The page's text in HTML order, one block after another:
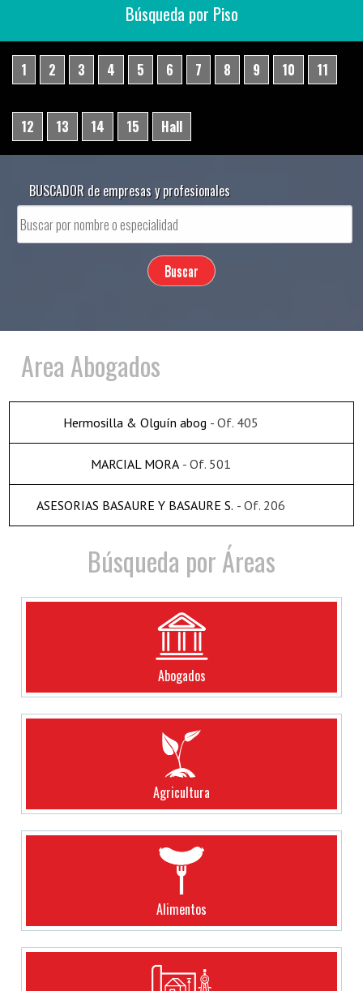
Búsqueda por Piso
1 2 3 4 5 6 7 8 9 10 11
12 13 14 15 Hall
BUSCADOR de empresas y profesionales
Area Abogados
Hermosilla & Olguín abog - Of. 405
MARCIAL MORA - Of. 501
ASESORIAS BASAURE Y BASAURE S. - Of. 206
Búsqueda por Áreas
Abogados
Agricultura
Alimentos